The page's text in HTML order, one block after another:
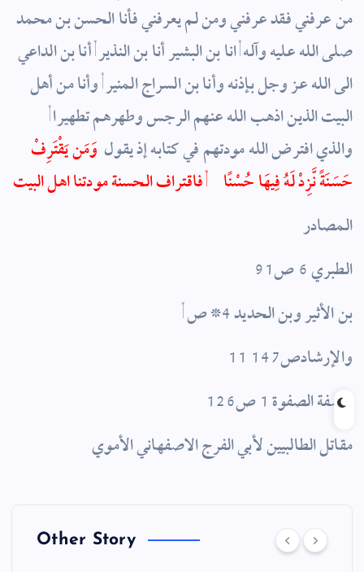
من عرفني فقد عرفني ومن لم يعرفني فأنا الحسن بن محمد
صلى الله عليه وآله , انا بن البشير أنا بن النذير , أنا بن الداعي
الى الله عز وجل بإذنه وأنا بن السراج المنير , وأنا من أهل
البيت الذين اذهب الله عنهم الرجس وطهرهم تطهيرا ,
والذي افترض الله مودتهم في كتابه إذ يقول وَمَن يَقْتَرِفْ
حَسَنَةً نَّزِدْ لَهُ فِيهَا حُسْنًا ,فاقتراف الحسنة مودتنا اهل البيت
المصادر
الطبري 6 ص91
, بن الأثير وبن الحديد 4* ص
11 والإرشادص147
وصفة الصفوة 1 ص126
مقاتل الطالبيين لأبي الفرج الاصفهاني الأموي
Other Story